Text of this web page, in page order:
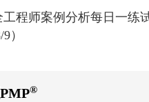
工程师案例分析每日一练
）
®